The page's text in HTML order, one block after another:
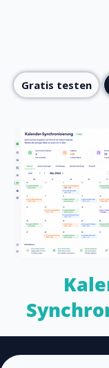
Gratis testen